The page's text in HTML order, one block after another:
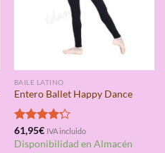
BAILE LATINO
Entero Ballet Happy Dance
Valorado
con4.20
61,95€ IVA incluido
Disponibilidad en Almacén